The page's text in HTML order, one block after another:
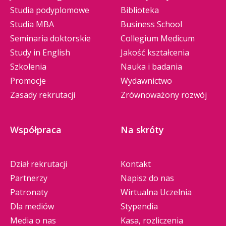
Studia podyplomowe
Studia MBA
Seminaria doktorskie
Study in English
Szkolenia
Promocje
Zasady rekrutacji
Biblioteka
Business School
Collegium Medicum
Jakość kształcenia
Nauka i badania
Wydawnictwo
Zrównoważony rozwój
Współpraca
Dział rekrutacji
Partnerzy
Patronaty
Dla mediów
Media o nas
Na skróty
Kontakt
Napisz do nas
Wirtualna Uczelnia
Stypendia
Kasa, rozliczenia